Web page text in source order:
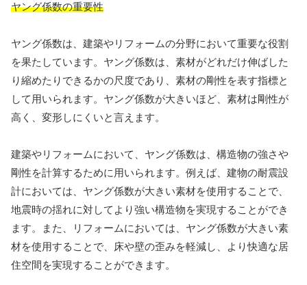
ヤング係数の重要性
ヤング係数は、建築やリフォームの分野において重要な役割
を果たしています。ヤング係数は、素材がどれだけ伸ばした
り縮めたりできるかの尺度であり、素材の剛性を表す指標と
して用いられます。ヤング係数が大きいほど、素材は剛性が
高く、変形しにくいと言えます。
建築やリフォームにおいて、ヤング係数は、構造物の強さや
剛性を計算するために用いられます。例えば、建物の耐震設
計においては、ヤング係数が大きい素材を使用することで、
地震時の揺れに対してより強い構造物を実現することができ
ます。また、リフォームにおいては、ヤング係数が大きい素
材を使用することで、床や壁の歪みを軽減し、より快適な居
住空間を実現することができます。